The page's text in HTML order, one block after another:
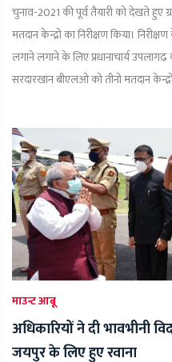
चुनाव-2021 की पूर्व तैयारी को देखते हुए
मतदान केन्द्रो का निरीक्षण किया।
लगाने लगाने के लिए प्रधानाचार्य उपलागढ
सरदारखांन बीएलओ को तीनो मतदान
माउन्ट आबू
अधिकारियों ने दी भावभीनी
जयपुर के लिए हुए रवाना